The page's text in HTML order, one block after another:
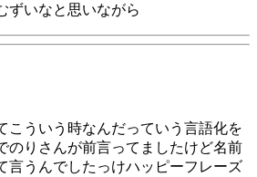
ずいなと思いながら
こういう時なんだっていう言語化を
のりさんが前言ってましたけど名前
言うんでしたっけハッピーフレーズ